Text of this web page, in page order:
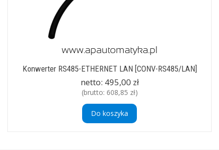
Konwerter RS485-ETHERNET LAN [CONV-RS485/LAN]
netto: 495,00 zł
(brutto: 608,85 zł)
Do koszyka